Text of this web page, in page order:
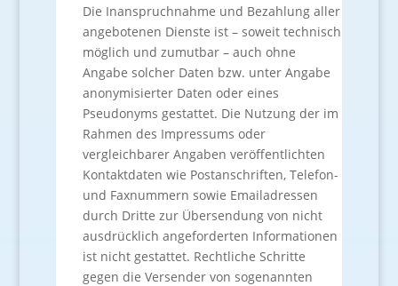
Die Inanspruchnahme und Bezahlung aller
angebotenen Dienste ist – soweit technisch
möglich und zumutbar – auch ohne
Angabe solcher Daten bzw. unter Angabe
anonymisierter Daten oder eines
Pseudonyms gestattet. Die Nutzung der im
Rahmen des Impressums oder
vergleichbarer Angaben veröffentlichten
Kontaktdaten wie Postanschriften, Telefon-
und Faxnummern sowie Emailadressen
durch Dritte zur Übersendung von nicht
ausdrücklich angeforderten Informationen
ist nicht gestattet. Rechtliche Schritte
gegen die Versender von sogenannten